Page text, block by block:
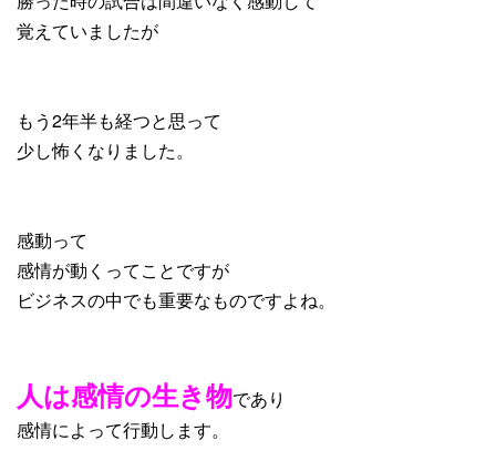
覚えていましたが
もう2年半も経つと思って
少し怖くなりました。
感動って
感情が動くってことですが
ビジネスの中でも重要なものですよね。
人は感情の生き物であり
感情によって行動します。